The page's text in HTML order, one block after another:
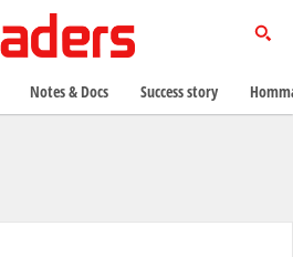
Notes & Docs Success story